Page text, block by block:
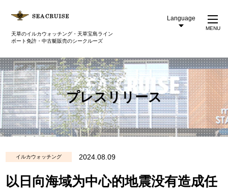
天草のイルカウォッチング・天草宝島ライン
ボート免許・中古艇販売のシークルーズ
Language
MENU
プレスリリース
イルカウォッチング 2024.08.09
以日向海域为中心的地震没有造成任